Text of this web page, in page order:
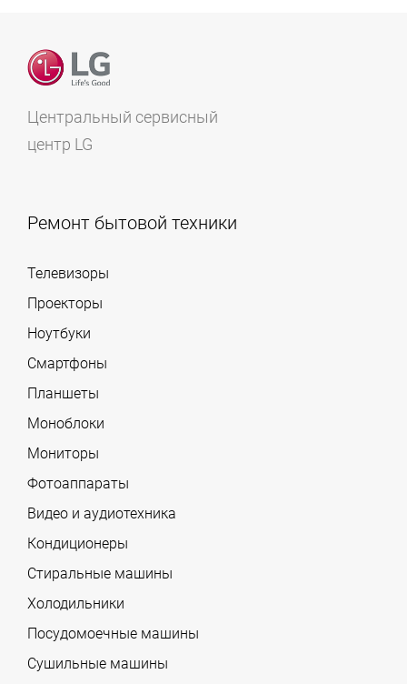
Центральный сервисный
центр LG
Ремонт бытовой техники
Телевизоры
Проекторы
Ноутбуки
Смартфоны
Планшеты
Моноблоки
Мониторы
Фотоаппараты
Видео и аудиотехника
Кондиционеры
Стиральные машины
Холодильники
Посудомоечные машины
Сушильные машины